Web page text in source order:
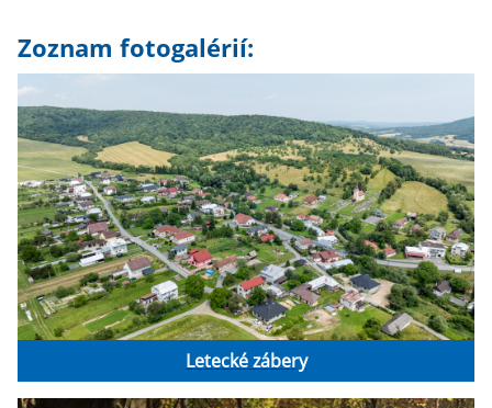
Zoznam fotogalérií:
Letecké zábery